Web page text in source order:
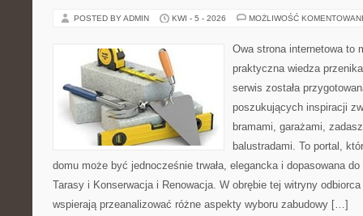
POSTED BY ADMIN KWI - 5 - 2026 MOŻLIWOŚĆ
Owa strona internetowa to
praktyczna wiedza
serwis została
poszukujących inspiracji
bramami, garażami,
balustradami. To portal,
domu może być jednocześnie trwała, elegancka i dopasowana
Tarasy i Konserwacja i Renowacja. W obrębie tej witryny
wspierają przeanalizować różne aspekty wyboru zabudowy […]